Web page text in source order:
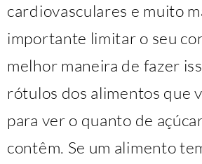
cardiovasculares e muito
importante limitar o seu
melhor maneira de fazer
rótulos dos alimentos que
para ver o quanto de
contêm. Se um alimento